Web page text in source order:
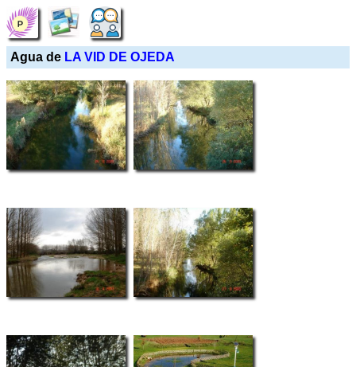
Agua de LA VID DE OJEDA